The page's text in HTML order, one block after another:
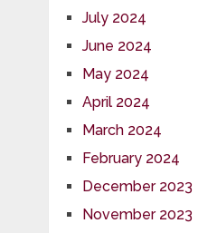
July 2024
June 2024
May 2024
April 2024
March 2024
February 2024
December 2023
November 2023